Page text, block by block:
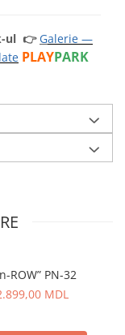
ul 👉 Galerie —
PLAYPARK
ROW” PN-32
MDL